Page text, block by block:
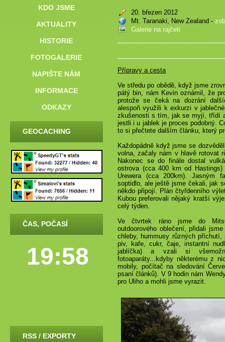
KDO JSME
AKTUALITY
HISTORIE
FOTOGALERIE
NAPIŠTE NÁM
INFORMACE
ODKAZY
GEOCACHING
ČAS, POČASÍ
19:58
RSS / EXPORTY
20. březen 2012
Mt. Taranaki, New Zealand -
Galerie na rajčeti
Přípravy a cesta
Ve středu po obědě, když jsme
pátý bin, nám Kevin oznámil, že
protože se čeká na dozrání
alespoň využili k exkurzi v
zkušenosti s tím, jak se myjí, třídí
jestli i u jablek je proces podobný.
to si přečtete dalším článku, který
Každopádně když jsme se
volna, začaly nám v hlavě rotovat
Nakonec se do finále dostal
ostrova (cca 400 km od
Urewera (cca 200km). Jasným
soptidlo, ale ještě jsme čekali, jak
někdo připojí. Plán čtyřdenního
Kubou preferovali nějaký kratší
celý týden.
Ve čtvrtek ráno jsme do
outdoorového oblečení, přidali
chleby, hummusy různých
piv, kafe, cukr, čaje, instantní
jablíčka) a vzali si
fotoaparáty...kdyby některému z
mobily, počítač na sledování
psaní článků). V 9 hodin nám
pro Uliho a mohli jsme vyrazit.